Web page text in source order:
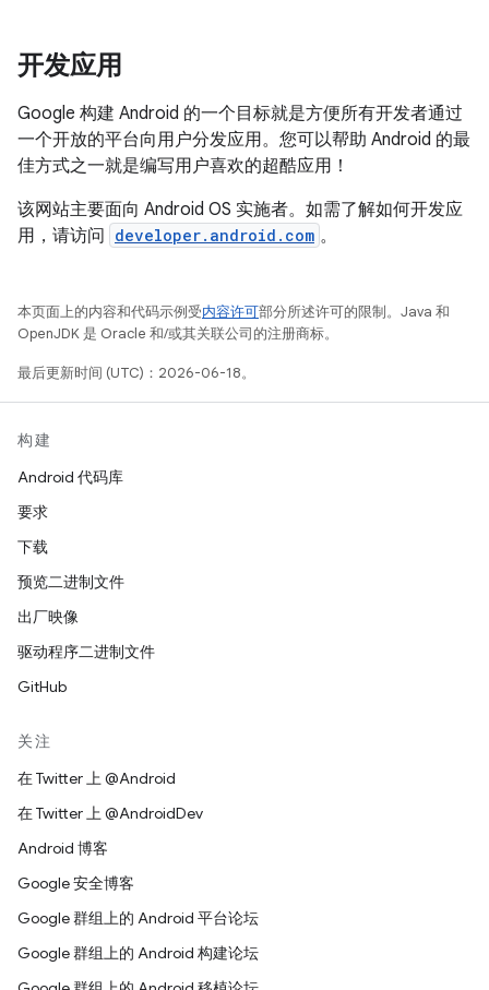
开发应用
Google 构建 Android 的一个目标就是方便所有开发者通过
一个开放的平台向用户分发应用。您可以帮助 Android 的最
佳方式之一就是编写用户喜欢的超酷应用！
该网站主要面向 Android OS 实施者。如需了解如何开发应
用，请访问
developer.android.com 。
本页面上的内容和代码示例受内容许可部分所述许可的限制。Java 和
OpenJDK 是 Oracle 和/或其关联公司的注册商标。
最后更新时间 (UTC)：2026-06-18。
构建
Android 代码库
要求
下载
预览二进制文件
出厂映像
驱动程序二进制文件
GitHub
关注
在 Twitter 上 @Android
在 Twitter 上 @AndroidDev
Android 博客
Google 安全博客
Google 群组上的 Android 平台论坛
Google 群组上的 Android 构建论坛